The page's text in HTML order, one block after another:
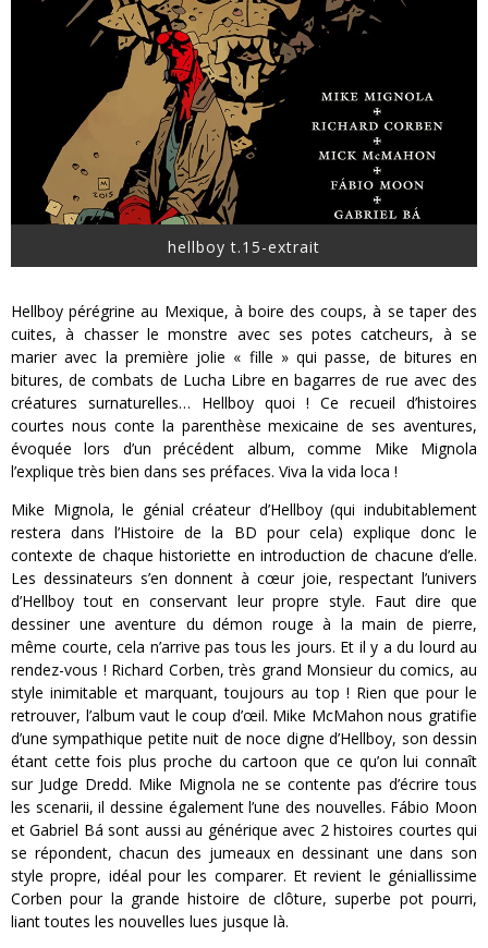
hellboy t.15-extrait
Hellboy pérégrine au Mexique, à boire des coups, à se taper des
cuites, à chasser le monstre avec ses potes catcheurs, à se
marier avec la première jolie « fille » qui passe, de bitures en
bitures, de combats de Lucha Libre en bagarres de rue avec des
créatures surnaturelles… Hellboy quoi ! Ce recueil d’histoires
courtes nous conte la parenthèse mexicaine de ses aventures,
évoquée lors d’un précédent album, comme Mike Mignola
l’explique très bien dans ses préfaces. Viva la vida loca !
Mike Mignola, le génial créateur d’Hellboy (qui indubitablement
restera dans l’Histoire de la BD pour cela) explique donc le
contexte de chaque historiette en introduction de chacune d’elle.
Les dessinateurs s’en donnent à cœur joie, respectant l’univers
d’Hellboy tout en conservant leur propre style. Faut dire que
dessiner une aventure du démon rouge à la main de pierre,
même courte, cela n’arrive pas tous les jours. Et il y a du lourd au
rendez-vous ! Richard Corben, très grand Monsieur du comics, au
style inimitable et marquant, toujours au top ! Rien que pour le
retrouver, l’album vaut le coup d’œil. Mike McMahon nous gratifie
d’une sympathique petite nuit de noce digne d’Hellboy, son dessin
étant cette fois plus proche du cartoon que ce qu’on lui connaît
sur Judge Dredd. Mike Mignola ne se contente pas d’écrire tous
les scenarii, il dessine également l’une des nouvelles. Fábio Moon
et Gabriel Bá sont aussi au générique avec 2 histoires courtes qui
se répondent, chacun des jumeaux en dessinant une dans son
style propre, idéal pour les comparer. Et revient le géniallissime
Corben pour la grande histoire de clôture, superbe pot pourri,
liant toutes les nouvelles lues jusque là.